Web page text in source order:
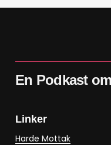
En Podkast
Linker
Harde Mottak